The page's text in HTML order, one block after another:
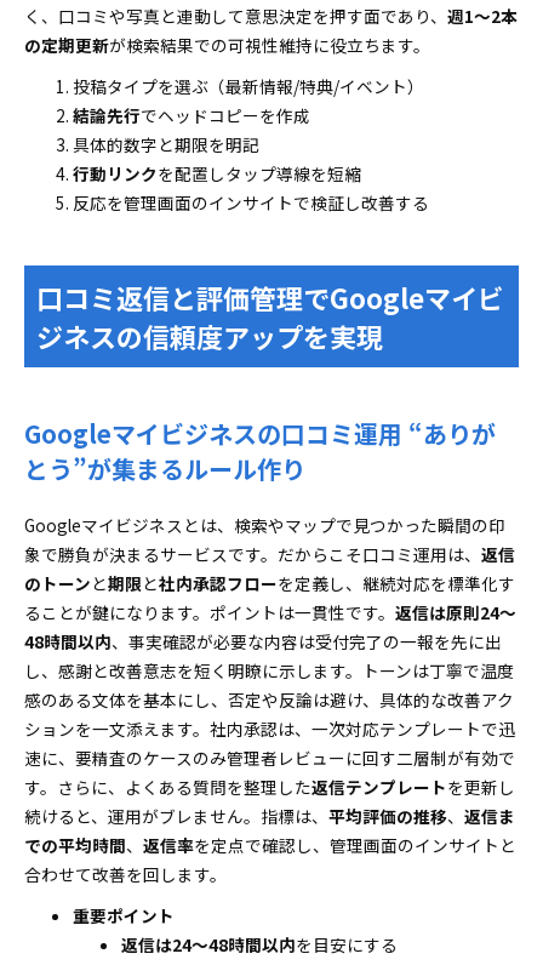
く、口コミや写真と連動して意思決定を押す面であり、 週1〜2本
の定期更新が検索結果での可視性維持に役立ちます。
投稿タイプを選ぶ（最新情報/特典/イベント）
結論先行でヘッドコピーを作成
具体的数字と期限を明記
行動リンクを配置しタップ導線を短縮
反応を管理画面のインサイトで検証し改善する
口コミ返信と評価管理でGoogleマイビ
ジネスの信頼度アップを実現
Googleマイビジネスの口コミ運用 “ありが
とう”が集まるルール作り
Googleマイビジネスとは、検索やマップで見つかった瞬間の印
象で勝負が決まるサービスです。だからこそ口コミ運用は、 返信
のトーンと期限と社内承認フローを定義し、継続対応を標準化す
ることが鍵になります。ポイントは一貫性です。 返信は原則24〜
48時間以内、事実確認が必要な内容は受付完了の一報を先に出
し、感謝と改善意志を短く明瞭に示します。トーンは丁寧で温度
感のある文体を基本にし、否定や反論は避け、具体的な改善アク
ションを一文添えます。社内承認は、一次対応テンプレートで迅
速に、要精査のケースのみ管理者レビューに回す二層制が有効で
す。さらに、よくある質問を整理した返信テンプレートを更新し
続けると、運用がブレません。指標は、 平均評価の推移、 返信ま
での平均時間、 返信率を定点で確認し、管理画面のインサイトと
合わせて改善を回します。
重要ポイント
返信は24〜48時間以内を目安にする